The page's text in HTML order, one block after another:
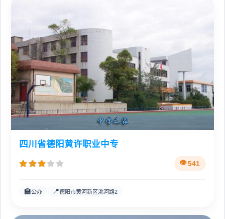
四川省德阳黄许职业中专
541
🏫公办 📍德阳市黄河新区洮河路2